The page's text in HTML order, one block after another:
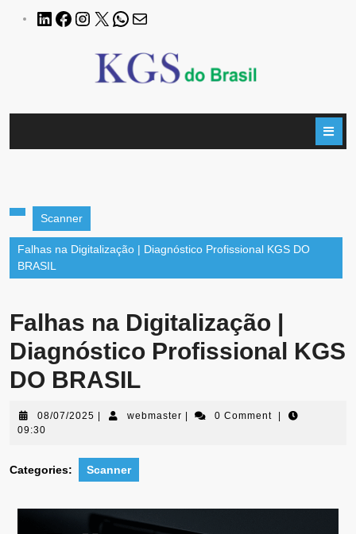
Scanner
Falhas na Digitalização | Diagnóstico Profissional KGS DO
BRASIL
Falhas na Digitalização |
Diagnóstico Profissional KGS
DO BRASIL
08/07/2025 webmaster 0 Comment
09:30
Categories: Scanner